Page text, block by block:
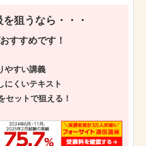
狙うなら・・・
すすめです！
やすい講義
にくいテキスト
セットで狙える！